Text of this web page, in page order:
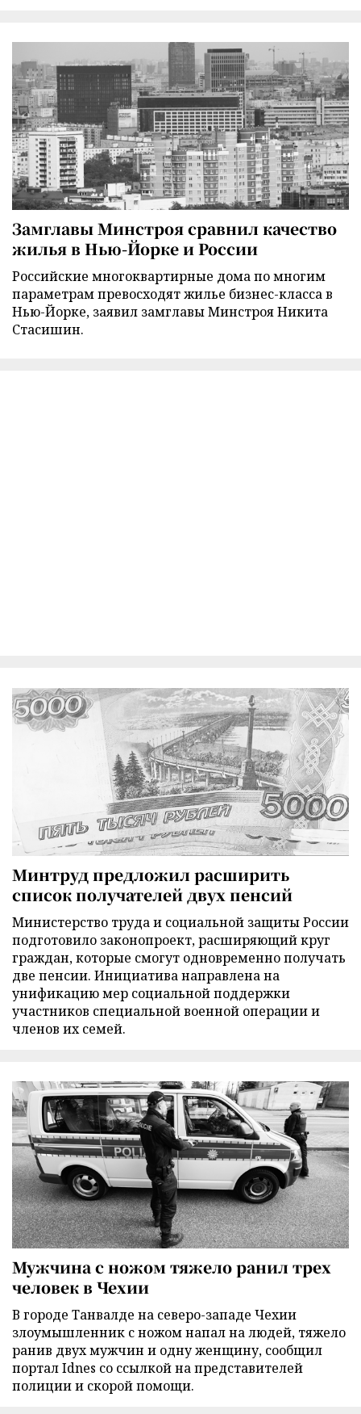
Замглавы Минстроя сравнил качество
жилья в Нью-Йорке и России
Российские многоквартирные дома по многим
параметрам превосходят жилье бизнес-класса в
Нью-Йорке, заявил замглавы Минстроя Никита
Стасишин.
Минтруд предложил расширить
список получателей двух пенсий
Министерство труда и социальной защиты России
подготовило законопроект, расширяющий круг
граждан, которые смогут одновременно получать
две пенсии. Инициатива направлена на
унификацию мер социальной поддержки
участников специальной военной операции и
членов их семей.
Мужчина с ножом тяжело ранил трех
человек в Чехии
В городе Танвалде на северо-западе Чехии
злоумышленник с ножом напал на людей, тяжело
ранив двух мужчин и одну женщину, сообщил
портал Idnes со ссылкой на представителей
полиции и скорой помощи.